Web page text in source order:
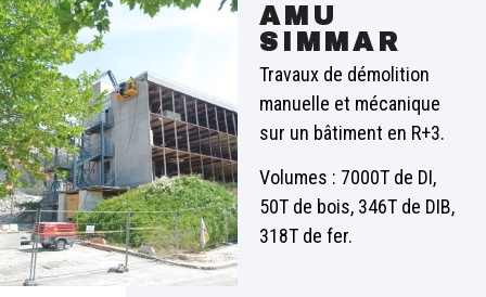
AMU
SIMMAR
Travaux de démolition
manuelle et mécanique
sur un bâtiment en R+3.
Volumes : 7000T de DI,
50T de bois, 346T de DIB,
318T de fer.